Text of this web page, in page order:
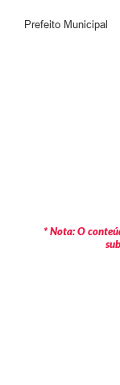
Prefeito Municipal
* Nota: O